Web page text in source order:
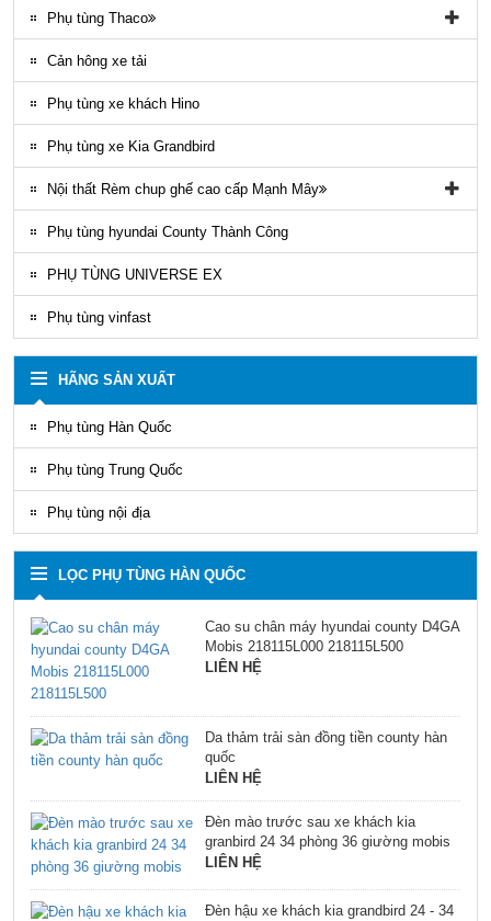
Phụ tùng Trago
Phụ tung hyundai mighty ex8
Phụ tùng đồ chơi kia Bongo
Phụ tùng Kia K3000
Phụ tùng Thaco
Phụ tùng vỏ xe khách Thaco
Phụ tùng gầm máy xe khách Thaco
Cản hông xe tải
Phụ tùng xe khách Hino
Phụ tùng xe Kia Grandbird
Nội thất Rèm chup ghế cao cấp Mạnh Mây
Rèm áo ghế xe County Mạnh Mây
Phụ tùng hyundai County Thành Công
PHỤ TÙNG UNIVERSE EX
Phụ tùng vinfast
HÃNG SẢN XUẤT
Phụ tùng Hàn Quốc
Phụ tùng Trung Quốc
Phụ tùng nội địa
LỌC PHỤ TÙNG HÀN QUỐC
Cao su chân máy hyundai county D4GA
Mobis 218115L000 218115L500
LIÊN HỆ
Da thảm trải sàn đồng tiền county hàn
quốc
LIÊN HỆ
Đèn mào trước sau xe khách kia
granbird 24 34 phòng 36 giường mobis
LIÊN HỆ
Đèn hậu xe khách kia grandbird 24 - 34